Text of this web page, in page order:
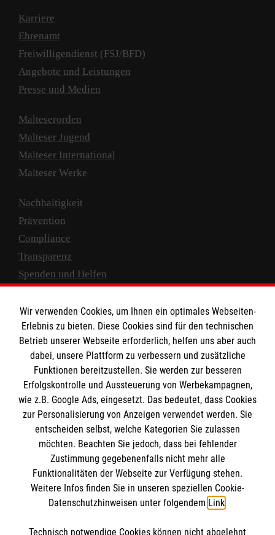
Karriere
Ehrenamt
Freiwilligendienst (FSJ/BFD)
Angebote und Leistungen
Presse und Medien
Malteserorden
Malteser Jugend
Malteser International
Malteser Werke
Nachhaltigkeit
Prävention
Compliance
Transparenz
Spenden und Helfen
Empfänger: Malteser Hilfsdienst e.V.
IBAN: DE10 3706 0120 1201 2000 12
BIC: GENODED 1PA7
Newsletter abonnieren
Wir verwenden Cookies, um Ihnen ein optimales Webseiten-
Erlebnis zu bieten. Diese Cookies sind für den technischen
Betrieb unserer Webseite erforderlich, helfen uns aber auch
dabei, unsere Plattform zu verbessern und zusätzliche
Funktionen bereitzustellen. Sie werden zur besseren
Erfolgskontrolle und Aussteuerung von Werbekampagnen,
wie z.B. Google Ads, eingesetzt. Das bedeutet, dass Cookies
zur Personalisierung von Anzeigen verwendet werden. Sie
entscheiden selbst, welche Kategorien Sie zulassen
möchten. Beachten Sie jedoch, dass bei fehlender
Zustimmung gegebenenfalls nicht mehr alle
Funktionalitäten der Webseite zur Verfügung stehen.
Weitere Infos finden Sie in unseren speziellen Cookie-
Datenschutzhinweisen unter folgendem Link.
Technisch notwendige Cookies können nicht abgelehnt